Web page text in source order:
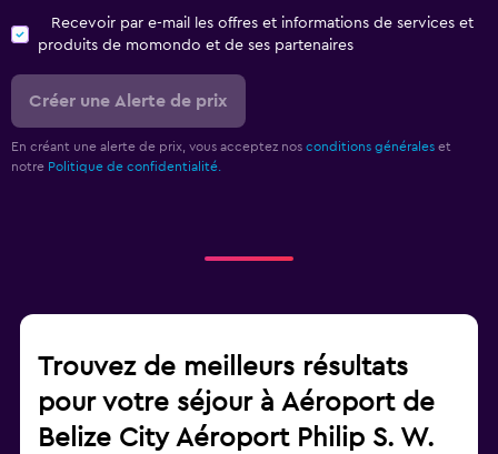
Recevoir par e-mail les offres et informations de services et
produits de momondo et de ses partenaires
Créer une Alerte de prix
En créant une alerte de prix, vous acceptez nos conditions générales et
notre Politique de confidentialité.
Trouvez de meilleurs résultats
pour votre séjour à Aéroport de
Belize City Aéroport Philip S. W.